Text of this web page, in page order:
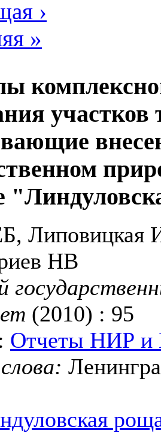
›
»
участков
НВ
(2010) : 95
Отчеты НИР